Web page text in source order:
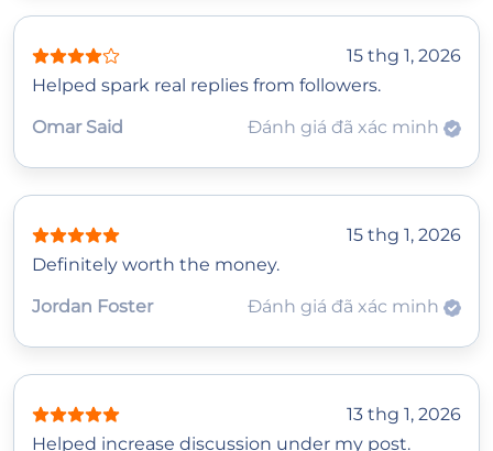
15 thg 1, 2026
Helped spark real replies from followers.
Omar Said
Đánh giá đã xác minh
15 thg 1, 2026
Definitely worth the money.
Jordan Foster
Đánh giá đã xác minh
13 thg 1, 2026
Helped increase discussion under my post.